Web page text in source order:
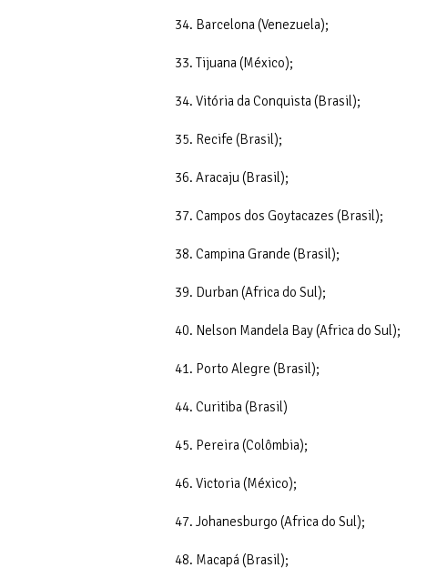
34. Barcelona (Venezuela);
33. Tijuana (México);
34. Vitória da Conquista (Brasil);
35. Recife (Brasil);
36. Aracaju (Brasil);
37. Campos dos Goytacazes (Brasil);
38. Campina Grande (Brasil);
39. Durban (Africa do Sul);
40. Nelson Mandela Bay (Africa do Sul);
41. Porto Alegre (Brasil);
44. Curitiba (Brasil)
45. Pereira (Colômbia);
46. Victoria (México);
47. Johanesburgo (Africa do Sul);
48. Macapá (Brasil);